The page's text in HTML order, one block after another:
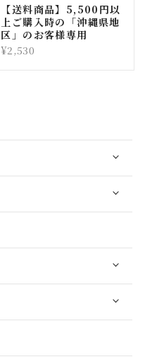
【送料商品】5,500円以
上ご購入時の「沖縄県地
区」のお客様専用
¥2,530